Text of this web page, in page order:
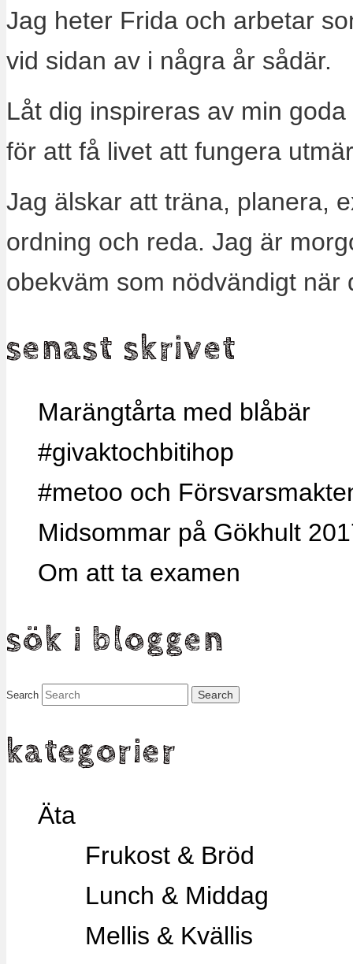
Jag heter Frida och arbetar
vid sidan av i några år sådär.
Låt dig inspireras av min
för att få livet att fungera
Jag älskar att träna, planera,
ordning och reda. Jag är
obekväm som nödvändigt när
senast skrivet
Marängtårta med blåbär
#givaktochbitihop
#metoo och
Midsommar på Gökhult
Om att ta examen
sök i bloggen
Search
kategorier
Äta
Frukost & Bröd
Lunch & Middag
Mellis & Kvällis